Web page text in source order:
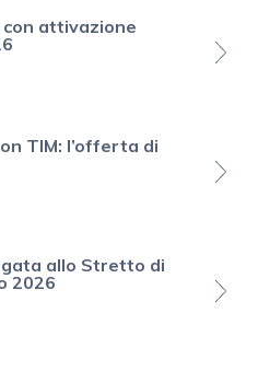
attivazione
TIM: l’offerta di
allo Stretto di
2026